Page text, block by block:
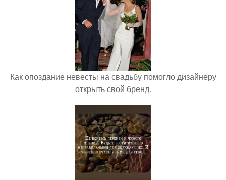
Как опоздание невесты на свадьбу помогло дизайнеру
открыть свой бренд.